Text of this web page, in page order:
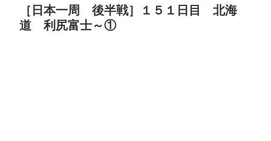
［日本一周 後半戦］１５１日目 北海
道 利尻富士～①